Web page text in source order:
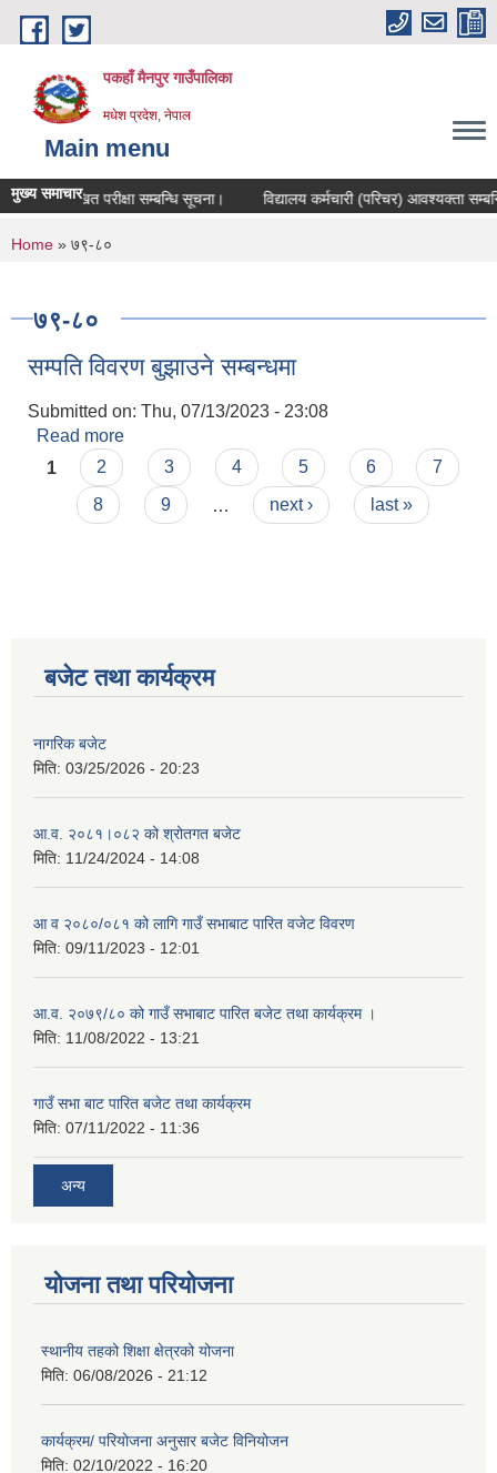
Skip to main content
पकहाँ मैनपुर गाउँपालिका
मधेश प्रदेश, नेपाल
Main menu
मुख्य समाचारलिखित परीक्षा सम्बन्धि सूचना। विद्यालय कर्मचारी (परिचर) आवश्यक्ता
You are here
Home » ७९-८०
७९-८०
सम्पति विवरण बुझाउने सम्बन्धमा
Submitted on: Thu, 07/13/2023 - 23:08
Read more
Pages
1 2 3 4 5 6
7
8
9 next › last »
बजेट तथा कार्यक्रम
नागरिक बजेट
मिति: 03/25/2026 - 20:23
आ.व. २०८१।०८२ को श्रोतगत बजेट
मिति: 11/24/2024 - 14:08
आ व २०८०/०८१ को लागि गाउँ सभाबाट पारित वजेट विवरण
मिति: 09/11/2023 - 12:01
आ.व. २०७९/८० को गाउँ सभाबाट पारित बजेट तथा कार्यक्रम ।
मिति: 11/08/2022 - 13:21
गाउँ सभा बाट पारित बजेट तथा कार्यक्रम
मिति: 07/11/2022 - 11:36
अन्य
योजना तथा परियोजना
स्थानीय तहको शिक्षा क्षेत्रको योजना
मिति: 06/08/2026 - 21:12
कार्यक्रम/ परियोजना अनुसार बजेट विनियोजन
मिति: 02/10/2022 - 16:20